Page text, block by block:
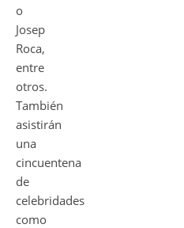
o
Josep
Roca,
entre
otros.
También
asistirán
una
cincuentena
de
celebridades
como